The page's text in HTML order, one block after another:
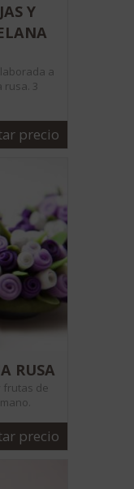
Y
a
rusa. 3
precio
RUSA
frutas de
precio